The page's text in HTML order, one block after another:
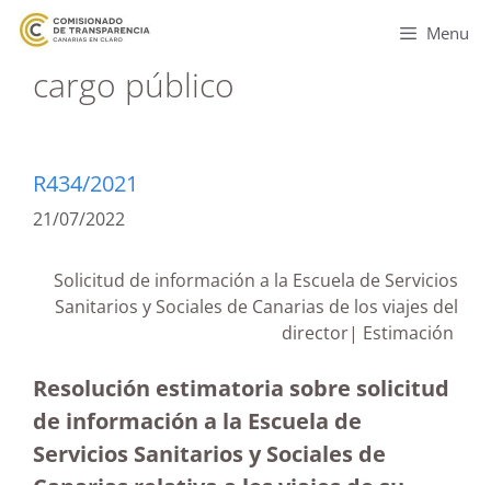
Menu
cargo público
R434/2021
21/07/2022
Solicitud de información a la Escuela de Servicios
Sanitarios y Sociales de Canarias de los viajes del
director| Estimación
Resolución estimatoria sobre solicitud
de información a la Escuela de
Servicios Sanitarios y Sociales de